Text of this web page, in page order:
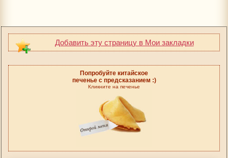
Добавить эту страницу в Мои закладки
Попробуйте китайское
печенье с предсказанием :)
Кликните на печенье